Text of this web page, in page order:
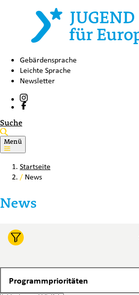
Gebärdensprache
Leichte Sprache
Newsletter
Suche
Menü
Startseite
/ News
News
Programmprioritäten